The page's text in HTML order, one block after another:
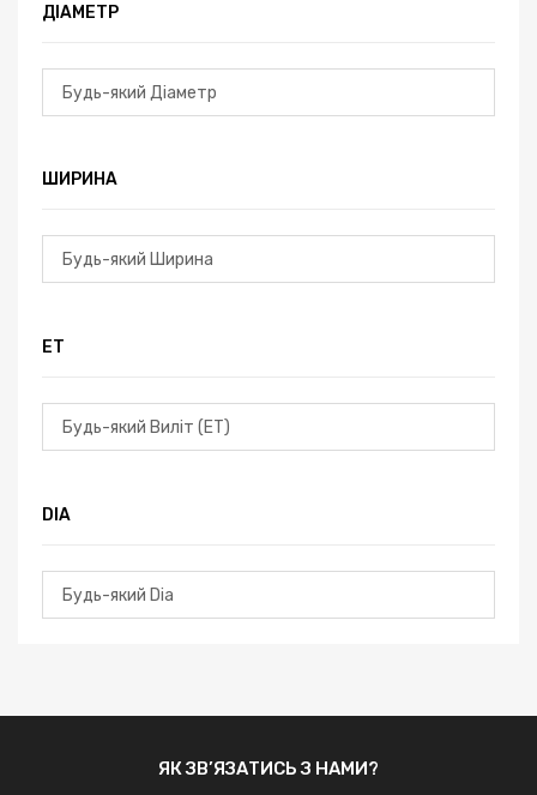
ДІАМЕТР
ШИРИНА
ЕТ
DIA
ЯК ЗВ’ЯЗАТИСЬ З НАМИ?